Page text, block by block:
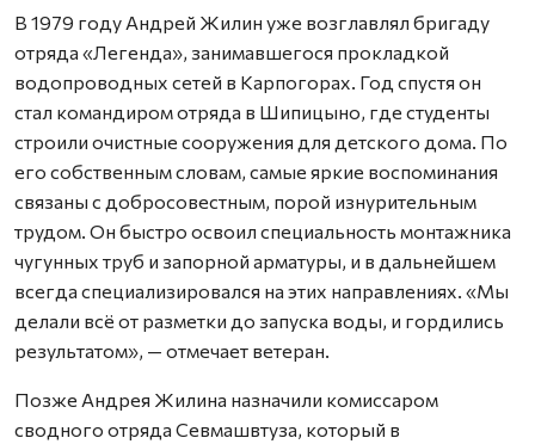
В 1979 году Андрей Жилин уже возглавлял бригаду
отряда «Легенда», занимавшегося прокладкой
водопроводных сетей в Карпогорах. Год спустя он
стал командиром отряда в Шипицыно, где студенты
строили очистные сооружения для детского дома. По
его собственным словам, самые яркие воспоминания
связаны с добросовестным, порой изнурительным
трудом. Он быстро освоил специальность монтажника
чугунных труб и запорной арматуры, и в дальнейшем
всегда специализировался на этих направлениях. «Мы
делали всё от разметки до запуска воды, и гордились
результатом», — отмечает ветеран.
Позже Андрея Жилина назначили комиссаром
сводного отряда Севмашвтуза, который в